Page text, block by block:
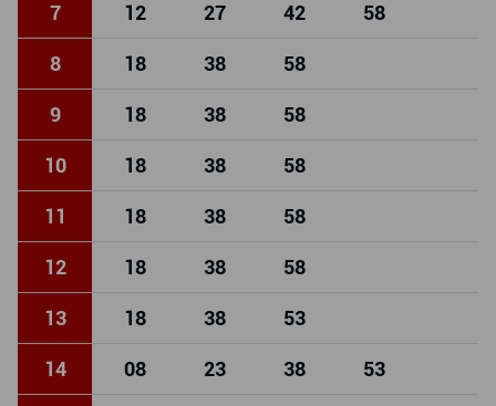
7 12 27 42 58
8 18 38 58
9 18 38 58
10 18 38 58
11 18 38 58
12 18 38 58
13 18 38 53
14 08 23 38 53